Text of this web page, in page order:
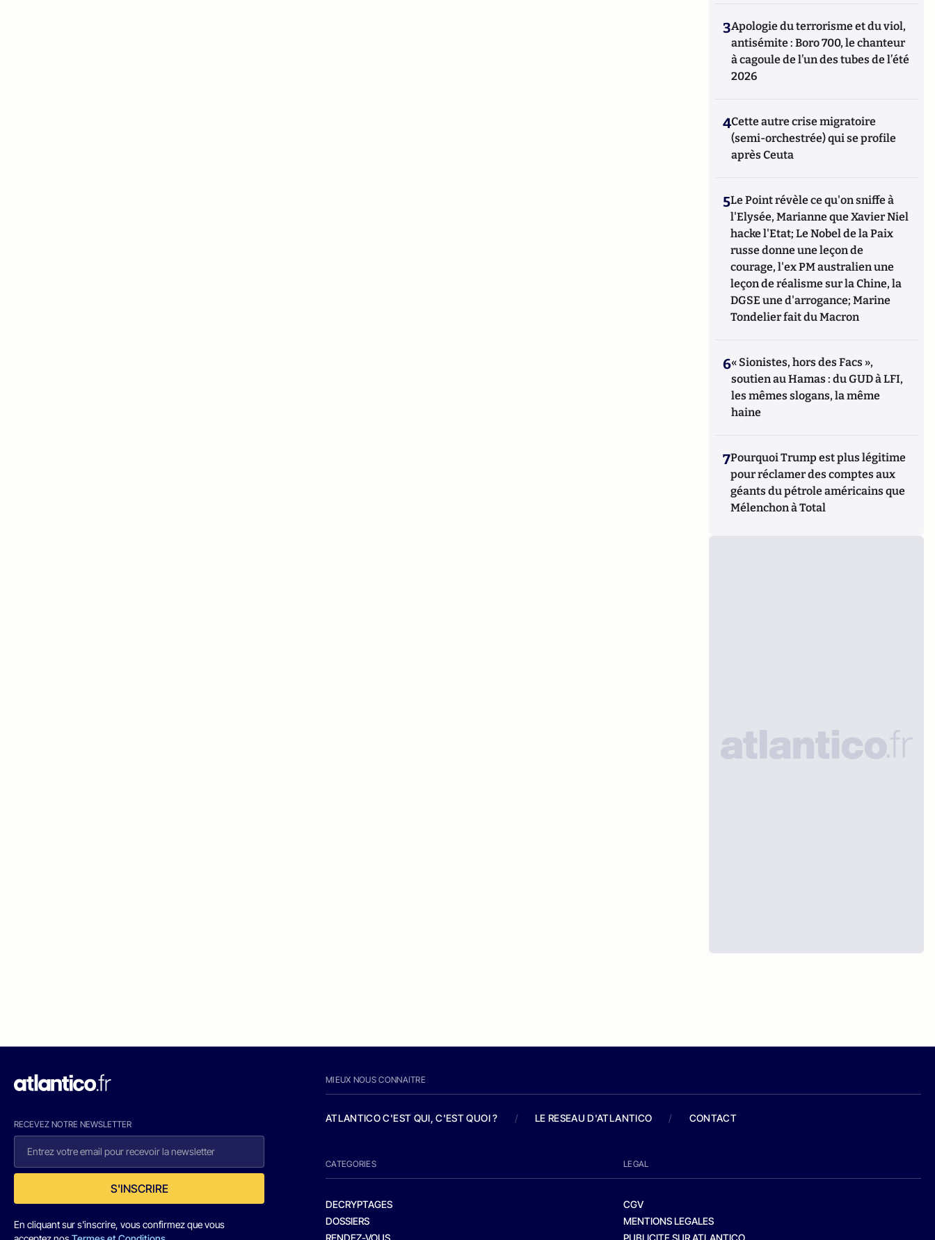
3Apologie du terrorisme et du viol,
antisémite : Boro 700, le chanteur
à cagoule de l’un des tubes de l’été
2026
4Cette autre crise migratoire
(semi-orchestrée) qui se profile
après Ceuta
5Le Point révèle ce qu'on sniffe à
l'Elysée, Marianne que Xavier Niel
hacke l'Etat; Le Nobel de la Paix
russe donne une leçon de
courage, l'ex PM australien une
leçon de réalisme sur la Chine, la
DGSE une d'arrogance; Marine
Tondelier fait du Macron
6« Sionistes, hors des Facs »,
soutien au Hamas : du GUD à LFI,
les mêmes slogans, la même
haine
7Pourquoi Trump est plus légitime
pour réclamer des comptes aux
géants du pétrole américains que
Mélenchon à Total
RECEVEZ NOTRE NEWSLETTER
S'INSCRIRE
En cliquant sur s'inscrire, vous confirmez que vous
MIEUX NOUS CONNAITRE
ATLANTICO C'EST QUI, C'EST QUOI ? / LE RESEAU D'ATLANTICO / CONTACT
CATEGORIES
DECRYPTAGES
DOSSIERS
RENDEZ-VOUS
LEGAL
CGV
MENTIONS LEGALES
PUBLICITE SUR ATLANTICO